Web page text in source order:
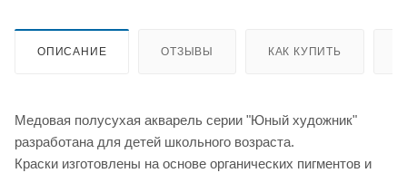
ОПИСАНИЕ ОТЗЫВЫ КАК КУПИТЬ
Медовая полусухая акварель серии "Юный художник"
разработана для детей школьного возраста.
Краски изготовлены на основе органических пигментов и